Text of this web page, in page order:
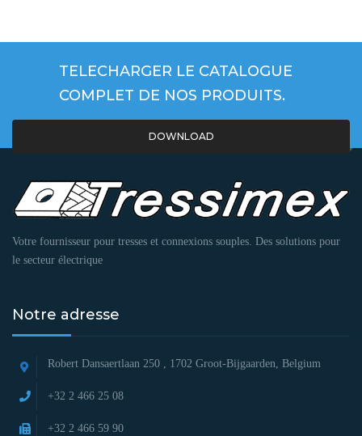
TELECHARGER LE CATALOGUE
COMPLET DE NOS PRODUITS.
DOWNLOAD
Votre fournisseur pour tresses et connexions souples. Des solutions pour
le secteur électrique
Notre adresse
Robert Dansaertlaan 250 , 1702 Groot-Bijgaarden, Belgium
+32 2 466 25 08
+32 2 466 59 90